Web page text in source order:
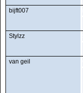
bijft007
Stylzz
van geil